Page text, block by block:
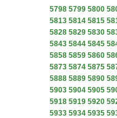
5798 5799 5800
5813 5814 5815
5828 5829 5830
5843 5844 5845
5858 5859 5860
5873 5874 5875
5888 5889 5890
5903 5904 5905
5918 5919 5920
5933 5934 5935